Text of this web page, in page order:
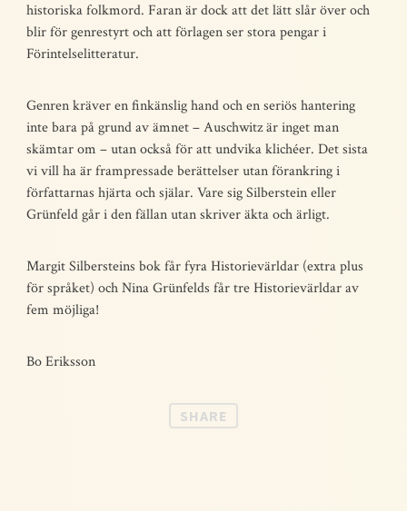
historiska folkmord. Faran är dock att det lätt slår över och
blir för genrestyrt och att förlagen ser stora pengar i
Förintelselitteratur.
Genren kräver en finkänslig hand och en seriös hantering
inte bara på grund av ämnet – Auschwitz är inget man
skämtar om – utan också för att undvika klichéer. Det sista
vi vill ha är frampressade berättelser utan förankring i
författarnas hjärta och själar. Vare sig Silberstein eller
Grünfeld går i den fällan utan skriver äkta och ärligt.
Margit Silbersteins bok får fyra Historievärldar (extra plus
för språket) och Nina Grünfelds får tre Historievärldar av
fem möjliga!
Bo Eriksson
SHARE